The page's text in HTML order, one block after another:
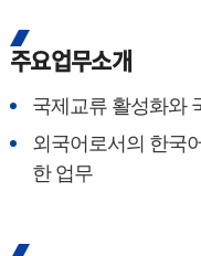
주요업무소개
국제교류 활성화와
외국어로서의 한국
한 업무